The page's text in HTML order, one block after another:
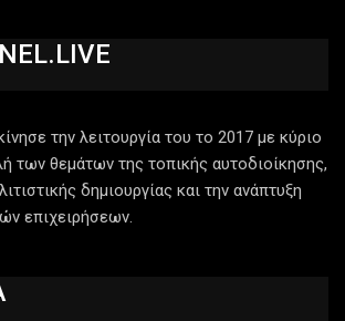
την λειτουργία του το 2017 με κύριο
των θεμάτων της τοπικής αυτοδιοίκησης,
δημιουργίας και την ανάπτυξη
επιχειρήσεων.